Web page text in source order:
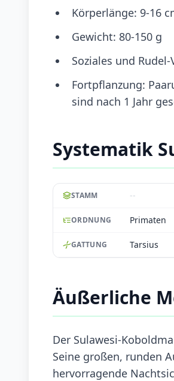
Körperlänge: 9-16
Gewicht: 80-150 g
Soziales und
Fortpflanzung:
sind nach 1 Jahr
Systematik
STAMM --
ORDNUNG Primaten
GATTUNG Tarsius
Äußerliche
Der Sulawesi-
Seine großen, runden
hervorragende